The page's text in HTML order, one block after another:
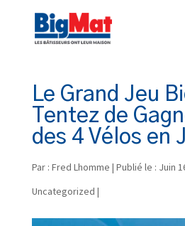
Le Grand Jeu
Tentez de
des 4 Vélos en
Par : Fred Lhomme | Publié le : Juin
Uncategorized |